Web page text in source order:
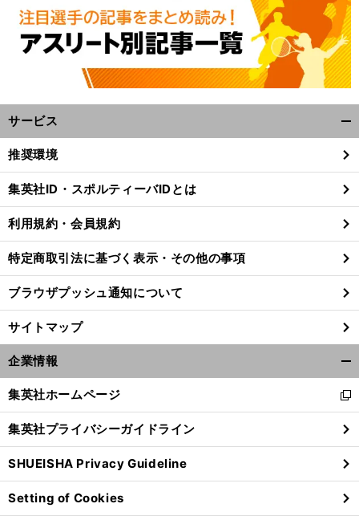
サービス
閉
る
推奨環境
集英社ID・スポルティーバIDとは
利用規約・会員規約
特定商取引法に基づく表示・その他の事項
ブラウザプッシュ通知について
サイトマップ
企業情報
閉
る
集英社ホームページ
新
し
い
ウ
ィ
ン
ド
ウ
集英社プライバシーガイドライン
SHUEISHA Privacy Guideline
Setting of Cookies